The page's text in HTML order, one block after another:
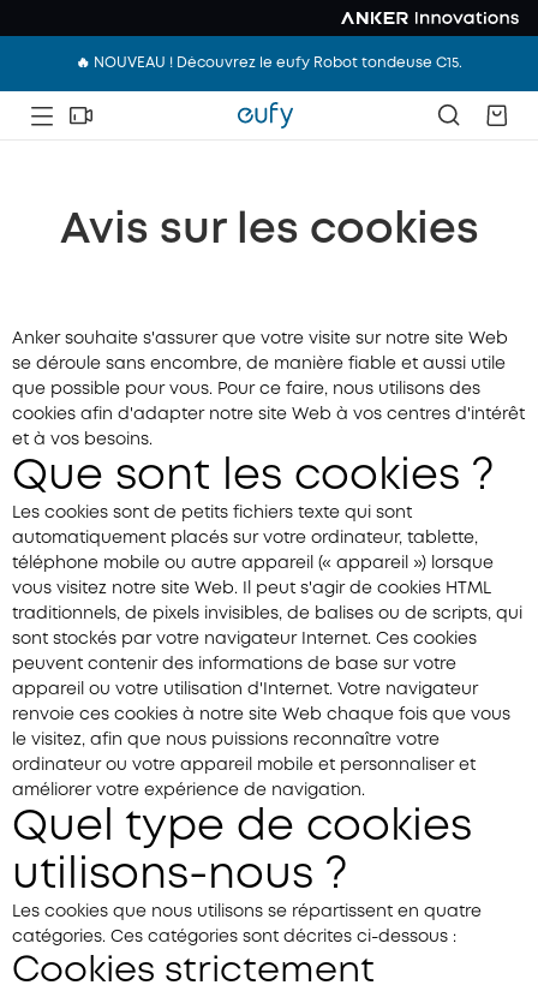
🔥 NOUVEAU ! Découvrez le eufy Robot tondeuse C15.
Avis sur les cookies
Anker souhaite s'assurer que votre visite sur notre site Web
se déroule sans encombre, de manière fiable et aussi utile
que possible pour vous. Pour ce faire, nous utilisons des
cookies afin d'adapter notre site Web à vos centres d'intérêt
et à vos besoins.
Que sont les cookies ?
Les cookies sont de petits fichiers texte qui sont
automatiquement placés sur votre ordinateur, tablette,
téléphone mobile ou autre appareil (« appareil ») lorsque
vous visitez notre site Web. Il peut s'agir de cookies HTML
traditionnels, de pixels invisibles, de balises ou de scripts, qui
sont stockés par votre navigateur Internet. Ces cookies
peuvent contenir des informations de base sur votre
appareil ou votre utilisation d'Internet. Votre navigateur
renvoie ces cookies à notre site Web chaque fois que vous
le visitez, afin que nous puissions reconnaître votre
ordinateur ou votre appareil mobile et personnaliser et
améliorer votre expérience de navigation.
Quel type de cookies
utilisons-nous ?
Les cookies que nous utilisons se répartissent en quatre
catégories. Ces catégories sont décrites ci-dessous :
Cookies strictement